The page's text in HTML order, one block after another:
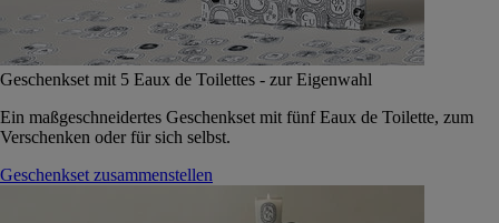
Geschenkset mit 5 Eaux de Toilettes - zur Eigenwahl
Ein maßgeschneidertes Geschenkset mit fünf Eaux de Toilette, zum
Verschenken oder für sich selbst.
Geschenkset zusammenstellen